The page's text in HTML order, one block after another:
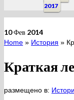
2017
10Фев 2014
Home » История »
Краткая
размещено в: